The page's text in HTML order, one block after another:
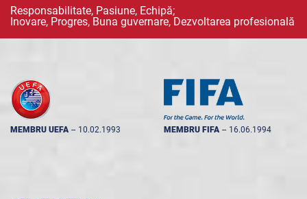
Responsabilitate, Pasiune, Echipă;
Inovare, Progres, Buna guvernare, Dezvoltarea profesională
MEMBRU UEFA -- 10.02.1993 MEMBRU FIFA -- 16.06.1994